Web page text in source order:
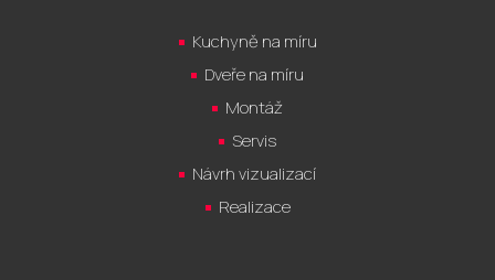
Kuchyně na míru
Dveře na míru
Montáž
Servis
Návrh vizualizací
Realizace